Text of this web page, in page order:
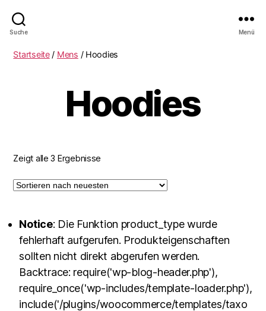
Suche Menü
Startseite/ Mens / Hoodies
Hoodies
Zeigt alle 3 Ergebnisse
Notice: Die Funktion product_type wurde
fehlerhaft aufgerufen. Produkteigenschaften
sollten nicht direkt abgerufen werden.
Backtrace: require('wp-blog-header.php'),
require_once('wp-includes/template-loader.php'),
include('/plugins/woocommerce/templates/taxo